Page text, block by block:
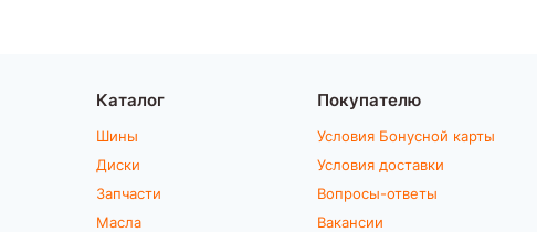
Каталог
Шины
Диски
Запчасти
Масла
Покупателю
Условия Бонусной карты
Условия доставки
Вопросы-ответы
Вакансии